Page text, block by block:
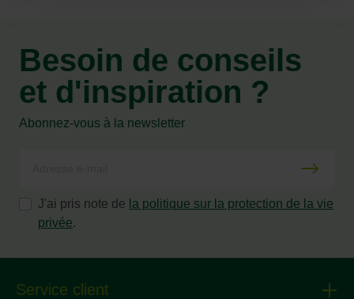
Besoin de conseils
et d'inspiration ?
Abonnez-vous à la newsletter
J'ai pris note de la politique sur la protection de la vie
privée.
Service client